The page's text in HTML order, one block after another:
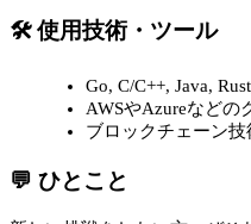
🛠 使用技術・ツール
Go, C/C++, Java,
AWSやAzureなどの
ブロックチェーン技
💬 ひとこと